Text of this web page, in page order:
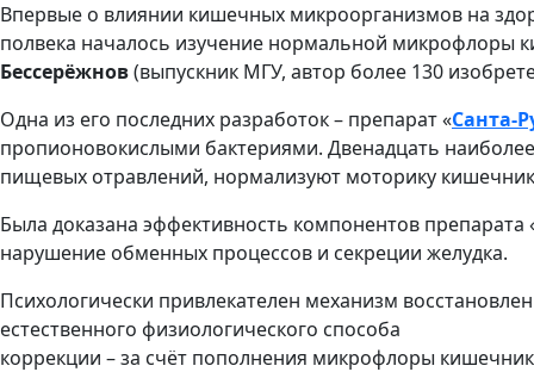
Впервые о влиянии кишечных микроорганизмов на
полвека началось изучение нормальной микрофлоры
Бессерёжнов(выпускник МГУ, автор более 130
Одна из его последних разработок – препарат «Санта-
пропионовокислыми бактериями. Двенадцать
пищевых отравлений, нормализуют моторику
Была доказана эффективность компонентов препарата
нарушение обменных процессов и секреции желудка.
Психологически привлекателен механизм
естественного физиологического способа
коррекции – за счёт пополнения микрофлоры